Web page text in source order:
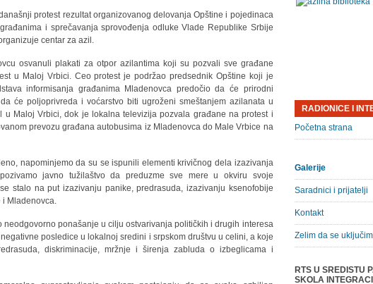
protest rezultat organizovanog delovanja Opštine i pojedinaca
i sprečavanja sprovođenja odluke Vlade Republike Srbije
centar za azil.
osvanuli plakati za otpor azilantima koji su pozvali sve građane
u Maloj Vrbici. Ceo protest je podržao predsednik Opštine koji je
informisanja građanima Mladenovca predočio da će prirodni
će poljoprivreda i voćarstvo biti ugroženi smeštanjem azilanata u
u Maloj Vrbici, dok je lokalna televizija pozvala građane na protest i
prevozu građana autobusima iz Mladenovca do Male Vrbice na
napominjemo da su se ispunili elementi krivičnog dela izazivanja
javno tužilaštvo da preduzme sve mere u okviru svoje
stalo na put izazivanju panike, predrasuda, izazivanju ksenofobije
i Mladenovca.
neodgovorno ponašanje u cilju ostvarivanja političkih i drugih interesa
posledice u lokalnoj sredini i srpskom društvu u celini, a koje
diskriminacije, mržnje i širenja zabluda o izbeglicama i
RADIONICE I
Početna strana
Galerije
Saradnici i prijatelji
Kontakt
Zelim da se uključim
RTS U SREDISTU
SKOLA